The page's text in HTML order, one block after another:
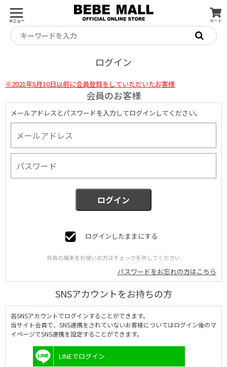
メニュー カート
キーワードを入力
ログイン
※2021年5月10日以前に会員登録をしていただいたお客様
会員のお客様
メールアドレスとパスワードを入力してログインしてください。
ログインしたままにする
共有の端末をお使いの方はチェックを外してください
パスワードをお忘れの方はこちら
SNSアカウントをお持ちの方
各SNSアカウントでログインすることができます。
当サイト会員で、SNS連携をされていないお客様についてはログイン後のマ
イページでSNS連携を設定することができます。
LINEでログイン